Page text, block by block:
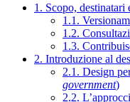
1. Scopo, destinatari
1.1.
1.2.
1.3.
2. Introduzione al
2.1. Design
government)
2.2.